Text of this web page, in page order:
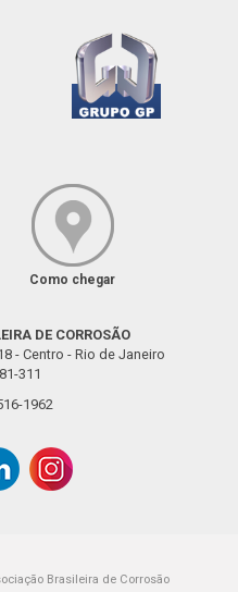
Como chegar
DE CORROSÃO
- Centro - Rio de Janeiro
311
1962
Brasileira de Corrosão